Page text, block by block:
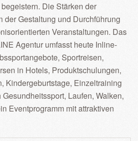
Die Stärken der
der Gestaltung und Durchführung
Veranstaltungen. Das
Agentur umfasst heute Inline-
Sportreisen,
in Hotels, Produktschulungen,
Kindergeburtstage, Einzeltraining
Laufen, Walken,
Eventprogramm mit attraktiven